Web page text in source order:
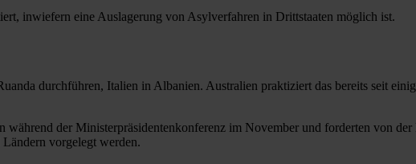
inwiefern eine Auslagerung von Asylverfahren in Drittstaaten möglich ist.
durchführen, Italien in Albanien. Australien praktiziert das bereits seit
der Ministerpräsidentenkonferenz im November und forderten von
vorgelegt werden.